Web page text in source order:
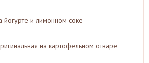
и лимонном соке
на картофельном отваре